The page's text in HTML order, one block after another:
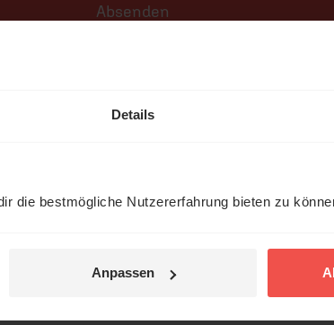
Details
die bestmögliche Nutzererfahrung bieten zu
Anpassen
Absenden
und Meinungen geben ausschließlich die persönliche
super angenehmen vortragsweise! Und ich